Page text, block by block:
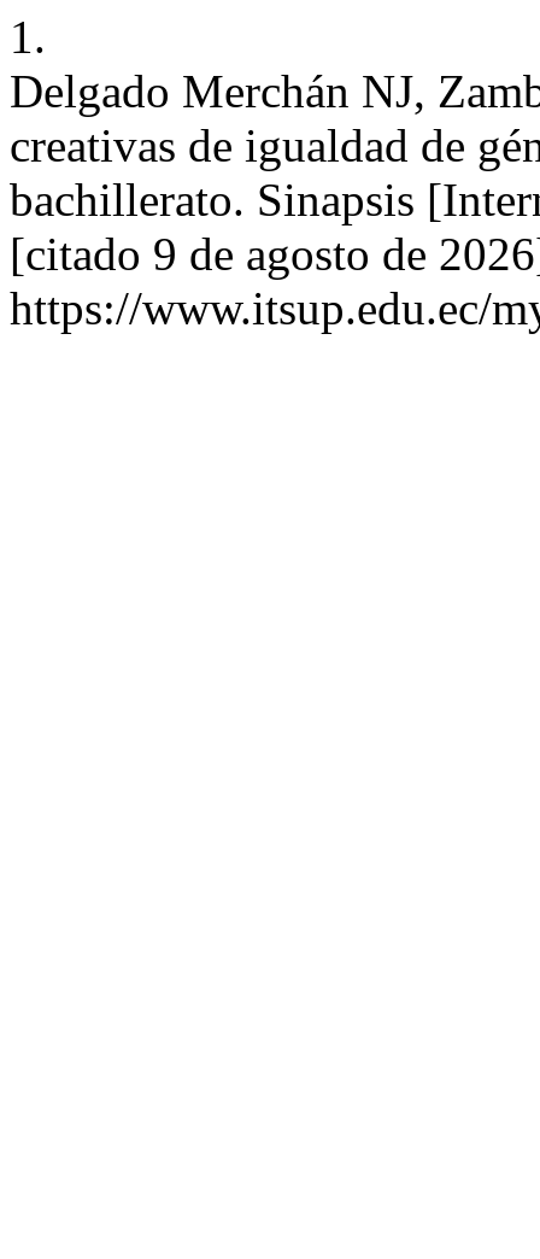
1.
Delgado Merchán NJ,
creativas de igualdad de
bachillerato. Sinapsis
[citado 9 de agosto de
https://www.itsup.edu.ec/